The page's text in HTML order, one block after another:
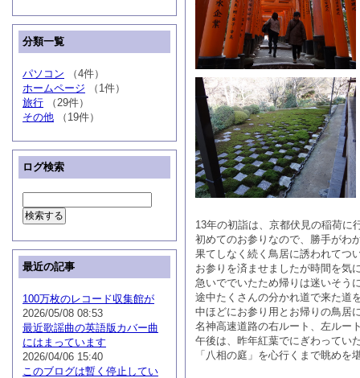
13年の初詣は、京都伏見の稲荷に
初めてのお参りなので、勝手がわ
果てしなく続く鳥居に誘われてつ
お参りを済ませましたが時間を気
急いででいたため帰りは迷いそう
途中たくさんの分かれ道で来た道
中ほどにお参り用とお帰りの鳥居
名神高速道路の右ルート、左ルー
午後は、昨年紅葉でにぎわってい
「八相の庭」を心行くまで眺めを
分類一覧
パソコン （4件）
ホームページ （1件）
旅行 （29件）
その他 （19件）
ログ検索
最近の記事
100万枚のレコード収集館が
2026/05/08 08:53
最近歌謡曲の英語版カバー曲
にはまっています
2026/04/06 15:40
このブログは暫く停止してい